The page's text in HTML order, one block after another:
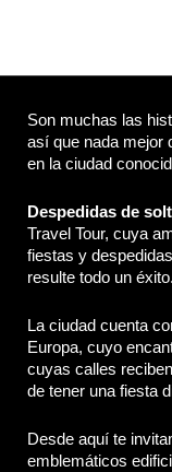
Son muchas las
así que nada mejor
en la ciudad
Despedidas de
Travel Tour, cuya
fiestas y
resulte todo un éxito.
La ciudad cuenta
Europa, cuyo
cuyas calles
de tener una fiesta
Desde aquí te
emblemáticos